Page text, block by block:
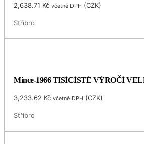
2,638.71 Kč včetně DPH (CZK)
Stříbro
Mince-1966 TISÍCÍSTÉ VÝROČÍ
3,233.62 Kč včetně DPH (CZK)
Stříbro